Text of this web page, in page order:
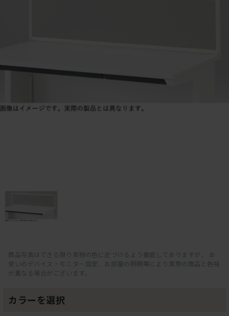
商品写真はできる限り実物の色に近づけるよう徹底しておりますが、 お
使いのデバイス・モニター設定、お部屋の照明等により実際の商品と色味
が異なる場合がございます。
カラーを選択